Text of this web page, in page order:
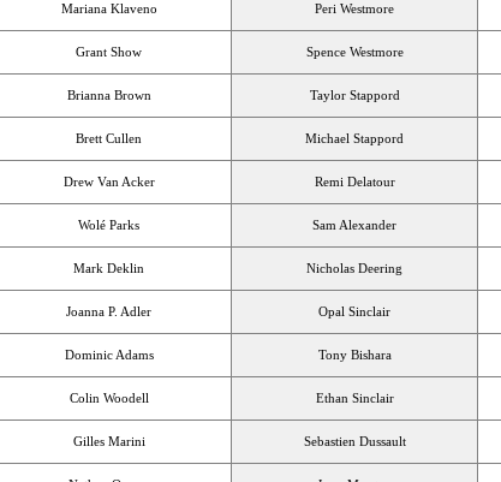
Mariana Klaveno Peri Westmore
Grant Show Spence Westmore
Brianna Brown Taylor Stappord
Brett Cullen Michael Stappord
Drew Van Acker Remi Delatour
Wolé Parks Sam Alexander
Mark Deklin Nicholas Deering
Joanna P. Adler Opal Sinclair
Dominic Adams Tony Bishara
Colin Woodell Ethan Sinclair
Gilles Marini Sebastien Dussault